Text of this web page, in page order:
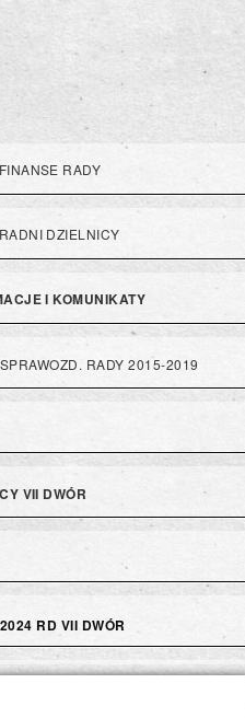
RADY
DZIELNICY
I KOMUNIKATY
SPRAWOZD. RADY 2015-2019
VII DWÓR
RD VII DWÓR